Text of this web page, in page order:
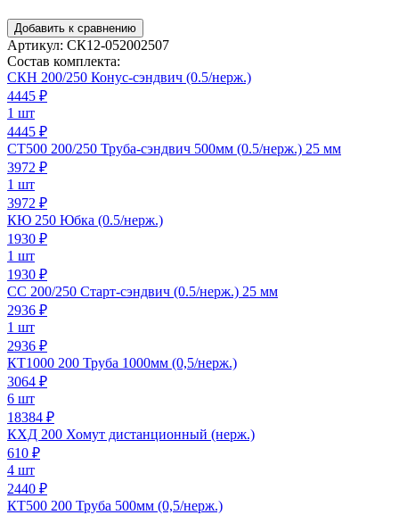
Добавить к сравнению
Артикул: СК12-052002507
Состав комплекта:
СКН 200/250 Конус-сэндвич (0.5/нерж.)
4445 ₽
1 шт
4445 ₽
СТ500 200/250 Труба-сэндвич 500мм (0.5/нерж.) 25 мм
3972 ₽
1 шт
3972 ₽
КЮ 250 Юбка (0.5/нерж.)
1930 ₽
1 шт
1930 ₽
СС 200/250 Старт-сэндвич (0.5/нерж.) 25 мм
2936 ₽
1 шт
2936 ₽
КТ1000 200 Труба 1000мм (0,5/нерж.)
3064 ₽
6 шт
18384 ₽
КХД 200 Хомут дистанционный (нерж.)
610 ₽
4 шт
2440 ₽
КТ500 200 Труба 500мм (0,5/нерж.)